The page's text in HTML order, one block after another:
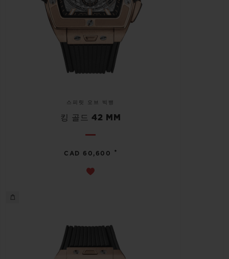
스피릿 오브 빅뱅
킹 골드 42 MM
CAD 60,600 •